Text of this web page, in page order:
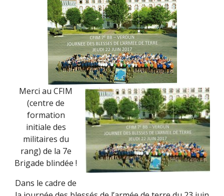
Merci au CFIM
(centre de
formation
initiale des
militaires du
rang) de la 7e
Brigade blindée !
Dans le cadre de